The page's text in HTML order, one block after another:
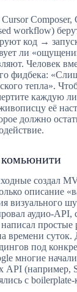
Composer,
workflow)
код →
ли
Человек
фидбека:
тепла».
каждую
её
должно
комьюнити
создал
описание
визуального
аудио-API,
простые
времени
под
многие
(например,
с boilerplate-